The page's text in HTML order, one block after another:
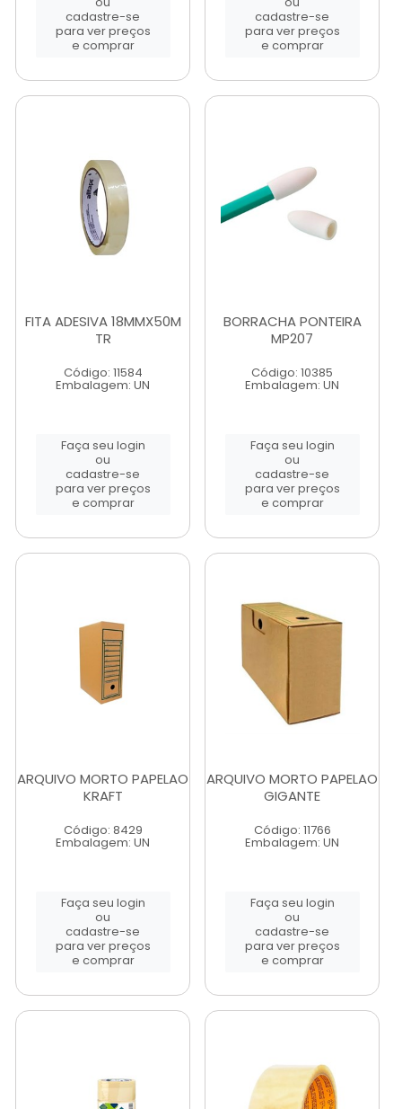
cadastre-se
para ver preços
e comprar
cadastre-se
para ver preços
e comprar
FITA ADESIVA 18MMX50M
TR
Código: 11584
Embalagem: UN
Faça seu login
ou
cadastre-se
para ver preços
e comprar
BORRACHA PONTEIRA
MP207
Código: 10385
Embalagem: UN
Faça seu login
ou
cadastre-se
para ver preços
e comprar
ARQUIVO MORTO PAPELAO
KRAFT
Código: 8429
Embalagem: UN
Faça seu login
ou
cadastre-se
para ver preços
e comprar
ARQUIVO MORTO PAPELAO
GIGANTE
Código: 11766
Embalagem: UN
Faça seu login
ou
cadastre-se
para ver preços
e comprar